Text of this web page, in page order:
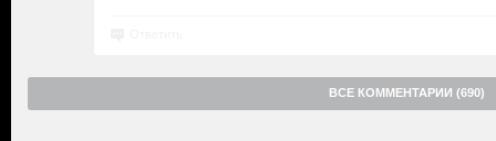
ВСЕ КОММЕНТАРИИ (690)